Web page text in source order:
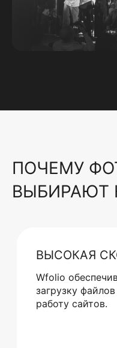
ПОЧЕМУ
ВЫБИРАЮТ
ВЫСОКАЯ
Wfolio
загрузку
работу сайтов.